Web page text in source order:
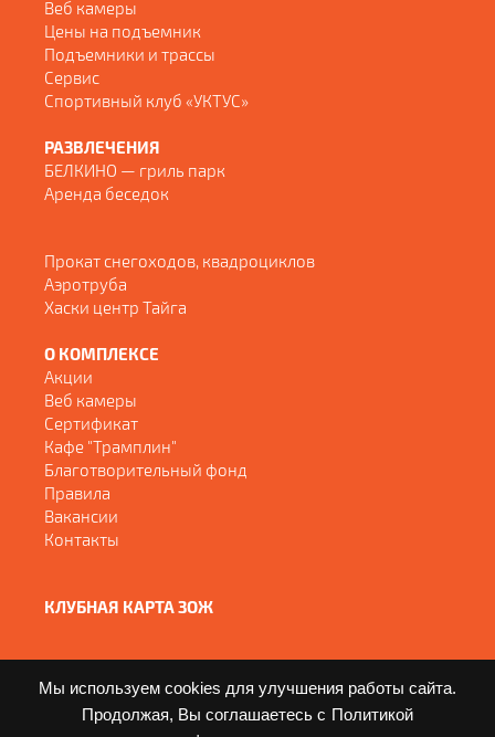
Мы используем cookies для улучшения работы сайта.
Продолжая, Вы соглашаетесь с Политикой
Веб камеры
Цены на подъемник
Подъемники и трассы
Сервис
Спортивный клуб «УКТУС»
РАЗВЛЕЧЕНИЯ
БЕЛКИНО — гриль парк
Аренда беседок
Прокат снегоходов, квадроциклов
Аэротруба
Хаски центр Тайга
О КОМПЛЕКСЕ
Акции
Веб камеры
Сертификат
Кафе "Трамплин"
Благотворительный фонд
Правила
Вакансии
Контакты
КЛУБНАЯ КАРТА ЗОЖ